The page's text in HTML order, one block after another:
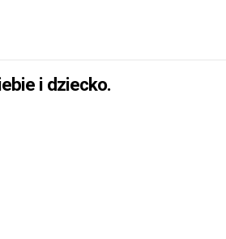
i dziecko.